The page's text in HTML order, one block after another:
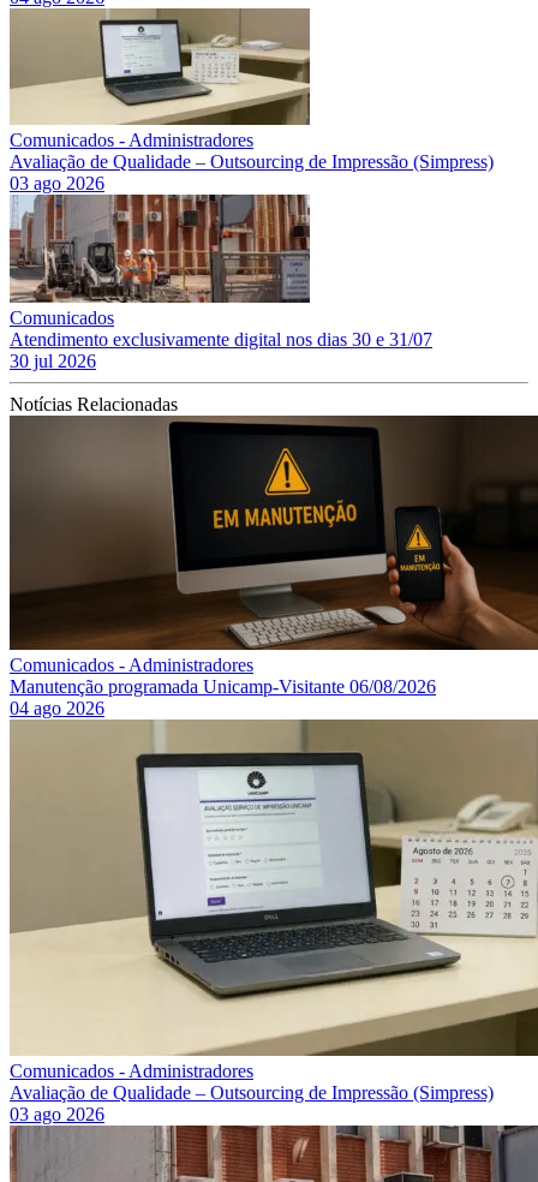
Comunicados - Administradores
Avaliação de Qualidade – Outsourcing de Impressão (Simpress)
03 ago 2026
Comunicados
Atendimento exclusivamente digital nos dias 30 e 31/07
30 jul 2026
Notícias Relacionadas
Comunicados - Administradores
Manutenção programada Unicamp-Visitante 06/08/2026
04 ago 2026
Comunicados - Administradores
Avaliação de Qualidade – Outsourcing de Impressão (Simpress)
03 ago 2026